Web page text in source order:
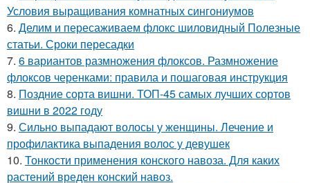
Условия выращивания комнатных сингониумов
6. Делим и пересаживаем флокс шиловидный Полезные
статьи. Сроки пересадки
7. 6 вариантов размножения флоксов. Размножение
флоксов черенками: правила и пошаговая инструкция
8. Поздние сорта вишни. ТОП-45 самых лучших сортов
вишни в 2022 году
9. Сильно выпадают волосы у женщины. Лечение и
профилактика выпадения волос у девушек
10. Тонкости применения конского навоза. Для каких
растений вреден конский навоз.